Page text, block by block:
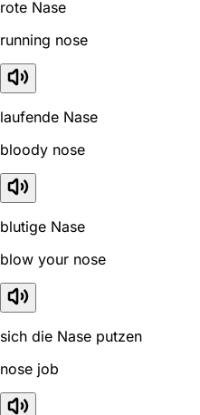
rote Nase
running nose
laufende Nase
bloody nose
blutige Nase
blow your nose
sich die Nase putzen
nose job